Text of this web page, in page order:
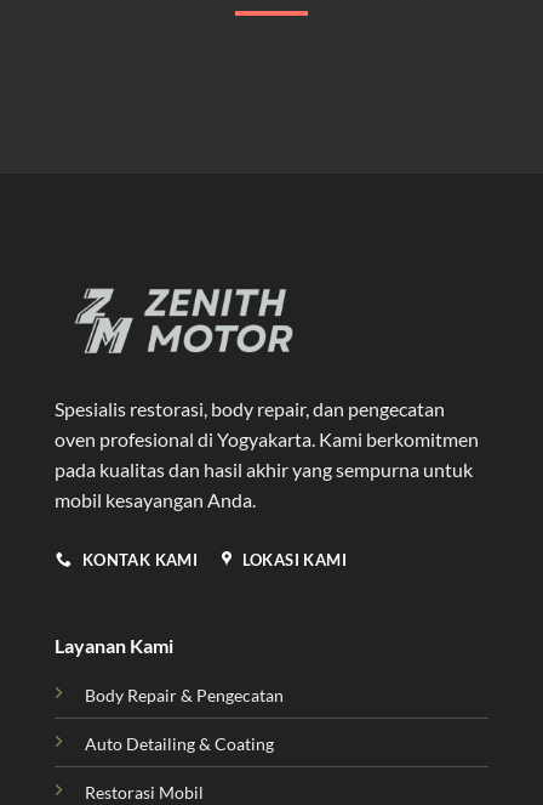
Spesialis restorasi, body repair, dan pengecatan
oven profesional di Yogyakarta. Kami berkomitmen
pada kualitas dan hasil akhir yang sempurna untuk
mobil kesayangan Anda.
KONTAK KAMI LOKASI KAMI
Layanan Kami
Body Repair & Pengecatan
Auto Detailing & Coating
Restorasi Mobil